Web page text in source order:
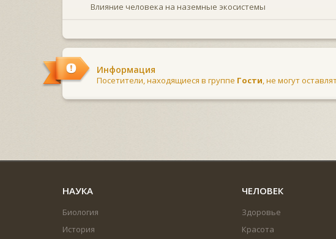
Влияние человека на наземные экосистемы
Информация
Посетители, находящиеся в группе Гости, не могут
НАУКА
Биология
История
ЧЕЛОВЕК
Здоровье
Красота